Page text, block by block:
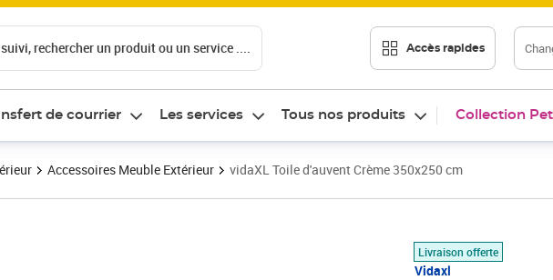
suivi, rechercher un produit ou un service .... Accès rapides
de courrier Les services Tous nos produits Collection
Accessoires Meuble Extérieur vidaXL Toile d'auvent Crème 350x250 cm
Livraison offerte
Vidaxl
Prix barré 42,99 €
Prix 36,89€